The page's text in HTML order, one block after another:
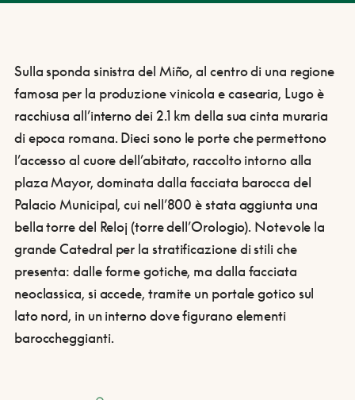
Sulla sponda sinistra del Miño, al centro di una regione
famosa per la produzione vinicola e casearia, Lugo è
racchiusa all’interno dei 2.1 km della sua cinta muraria
di epoca romana. Dieci sono le porte che permettono
l’accesso al cuore dell’abitato, raccolto intorno alla
plaza Mayor, dominata dalla facciata barocca del
Palacio Municipal, cui nell’800 è stata aggiunta una
bella torre del Reloj (torre dell’Orologio). Notevole la
grande Catedral per la stratificazione di stili che
presenta: dalle forme gotiche, ma dalla facciata
neoclassica, si accede, tramite un portale gotico sul
lato nord, in un interno dove figurano elementi
baroccheggianti.